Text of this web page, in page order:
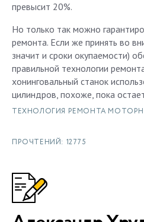
превысит 20%.
Но только так можно
ремонта. Если же принять во
значит и сроки окупаемости)
правильной технологии
хонинговальный станок
цилиндров, похоже, пока
ТЕХНОЛОГИЯ РЕМОНТА
ПРОЧТЕНИЙ: 12775